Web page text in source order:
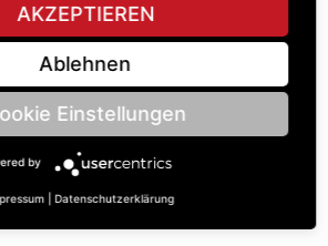
AKZEPTIEREN
Ablehnen
Einstellungen
by
Datenschutzerklärung